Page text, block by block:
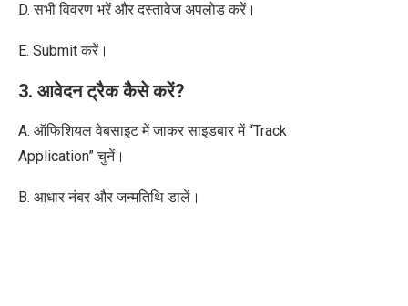
D. सभी विवरण भरें और दस्तावेज अपलोड करें।
E. Submit करें।
3. आवेदन ट्रैक कैसे करें?
A. ऑफिशियल वेबसाइट में जाकरसाइडबार में “Track
Application” चुनें।
B. आधार नंबर और जन्मतिथि डालें।